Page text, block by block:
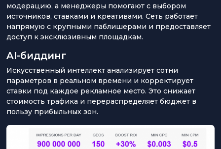
модерацию, а менеджеры помогают с выбором
источников, ставками и креативами. Сеть работает
напрямую с крупными паблишерами и предоставляет
доступ к эксклюзивным площадкам.
AI-биддинг
Искусственный интеллект анализирует сотни
параметров в реальном времени и корректирует
ставки под каждое рекламное место. Это снижает
стоимость трафика и перераспределяет бюджет в
пользу прибыльных зон.